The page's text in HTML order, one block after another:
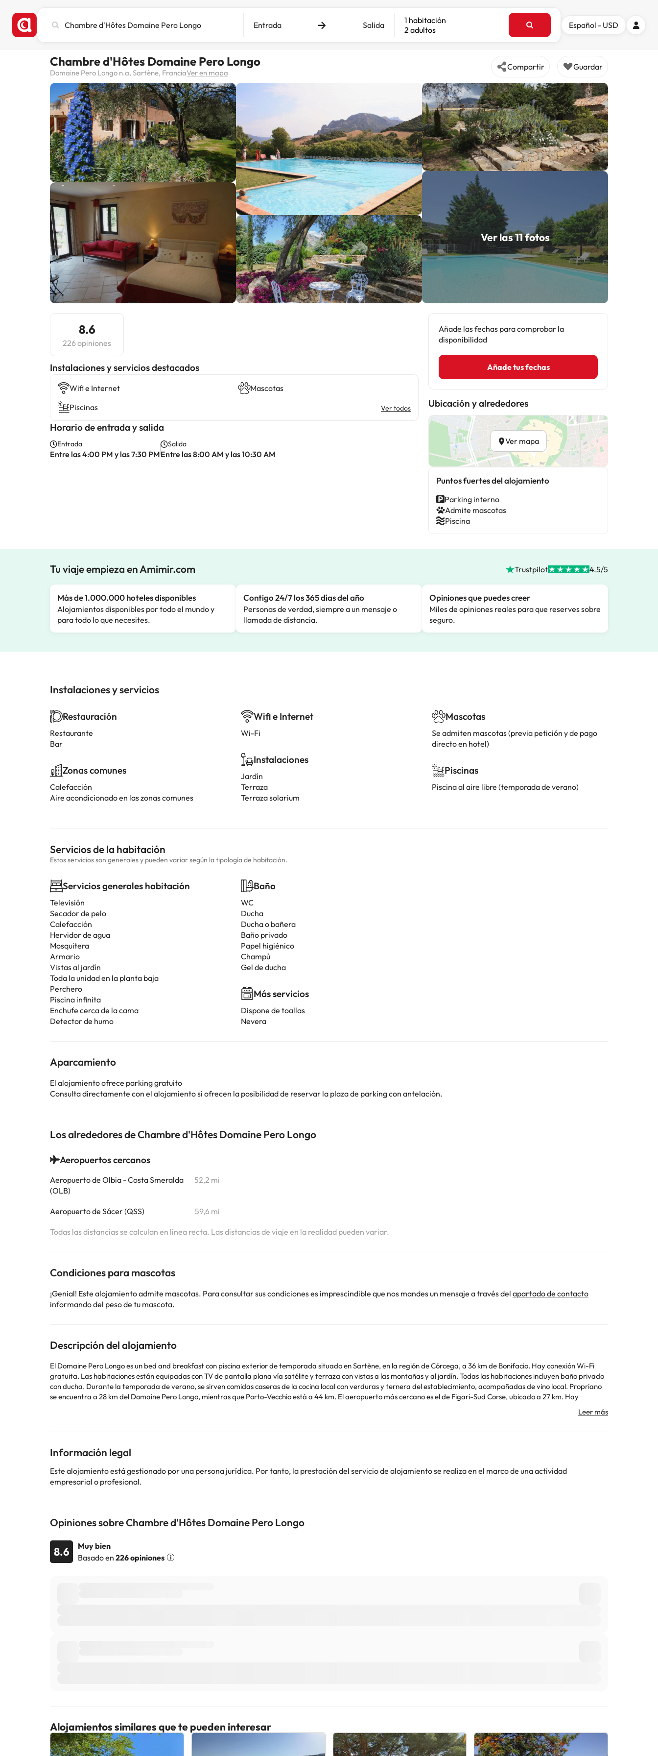
ciudad,
destino
Entrada Salida
1 habitación
2 adultos
Español - USD
Chambre d'Hôtes Domaine Pero Longo
Domaine Pero Longo n.a, Sartène, FranciaVer en mapa
Compartir Guardar
Ver las 11 fotos
8.6
226 opiniones
Instalaciones y servicios destacados
Wifi e Internet
Mascotas
Piscinas
Ver todos
Horario de entrada y salida
Entrada
Entre las 4:00 PM y las 7:30 PM
Salida
Entre las 8:00 AM y las 10:30 AM
Añade las fechas para comprobar la
disponibilidad
Añade tus fechas
Ubicación y alrededores
Ver mapa
Puntos fuertes del alojamiento
Parking interno
Admite mascotas
Piscina
Tu viaje empieza en Amimir.com Trustpilot 4.5/5
Más de 1.000.000 hoteles disponibles
Alojamientos disponibles por todo el mundo y
para todo lo que necesites.
Contigo 24/7 los 365 días del año
Personas de verdad, siempre a un mensaje o
llamada de distancia.
Opiniones que puedes creer
Miles de opiniones reales para que reserves sobre
seguro.
Instalaciones y servicios
Restauración
Restaurante
Bar
Zonas comunes
Calefacción
Aire acondicionado en las zonas comunes
Wifi e Internet
Wi-Fi
Instalaciones
Jardín
Terraza
Terraza solarium
Mascotas
Se admiten mascotas (previa petición y de pago
directo en hotel)
Piscinas
Piscina al aire libre (temporada de verano)
Servicios de la habitación
Estos servicios son generales y pueden variar según la tipología de habitación.
Servicios generales habitación
Televisión
Secador de pelo
Calefacción
Hervidor de agua
Mosquitera
Armario
Vistas al jardín
Toda la unidad en la planta baja
Perchero
Piscina infinita
Enchufe cerca de la cama
Detector de humo
Baño
WC
Ducha
Ducha o bañera
Baño privado
Papel higiénico
Champú
Gel de ducha
Más servicios
Dispone de toallas
Nevera
Aparcamiento
El alojamiento ofrece parking gratuito
Consulta directamente con el alojamiento si ofrecen la posibilidad de reservar la plaza de parking con antelación.
Los alrededores de Chambre d'Hôtes Domaine Pero Longo
Aeropuertos cercanos
Aeropuerto de Olbia - Costa Smeralda
(OLB)
52,2 mi
Aeropuerto de Sácer (QSS) 59,6 mi
Todas las distancias se calculan en línea recta. Las distancias de viaje en la realidad pueden variar.
Condiciones para mascotas
¡Genial! Este alojamiento admite mascotas. Para consultar sus condiciones es imprescindible que nos mandes un mensaje a través del apartado de contacto
informando del peso de tu mascota.
Descripción del alojamiento
El Domaine Pero Longo es un bed and breakfast con piscina exterior de temporada situado en Sartène, en la región de Córcega, a 36 km de Bonifacio. Hay conexión Wi-Fi
gratuita. Las habitaciones están equipadas con TV de pantalla plana vía satélite y terraza con vistas a las montañas y al jardín. Todas las habitaciones incluyen baño privado
con ducha. Durante la temporada de verano, se sirven comidas caseras de la cocina local con verduras y ternera del establecimiento, acompañadas de vino local. Propriano
se encuentra a 28 km del Domaine Pero Longo, mientras que Porto-Vecchio está a 44 km. El aeropuerto más cercano es el de Figari-Sud Corse, ubicado a 27 km. Hay
Informa a Chambre d'Hôtes Domaine Pero Longo con antelación de tu hora prevista de llegada. Para ello, puedes utilizar el apartado de peticiones especiales al hacer la
31st of May 2017.
Información legal
Este alojamiento está gestionado por una persona jurídica. Por tanto, la prestación del servicio de alojamiento se realiza en el marco de una actividad
empresarial o profesional.
Opiniones sobre Chambre d'Hôtes Domaine Pero Longo
8.6
Muy bien
Basado en 226 opiniones
Alojamientos similares que te pueden interesar